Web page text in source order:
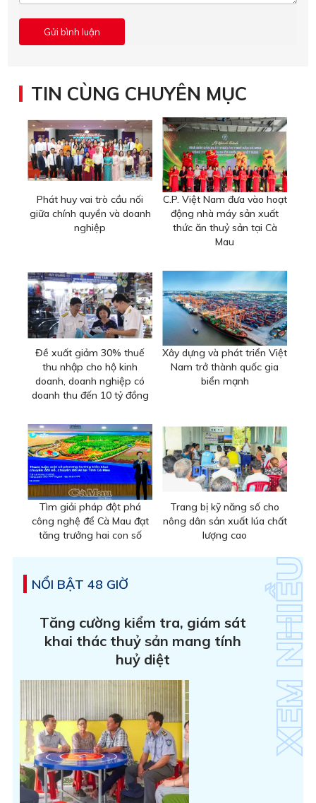
TIN CÙNG CHUYÊN MỤC
Phát huy vai trò cầu nối
giữa chính quyền và doanh
nghiệp
C.P. Việt Nam đưa vào hoạt
động nhà máy sản xuất
thức ăn thuỷ sản tại Cà
Mau
Đề xuất giảm 30% thuế
thu nhập cho hộ kinh
doanh, doanh nghiệp có
doanh thu đến 10 tỷ đồng
Xây dựng và phát triển Việt
Nam trở thành quốc gia
biển mạnh
Tìm giải pháp đột phá
công nghệ để Cà Mau đạt
tăng trưởng hai con số
Trang bị kỹ năng số cho
nông dân sản xuất lúa chất
lượng cao
NỔI BẬT 48 GIỜ
Tăng cường kiểm tra, giám sát
khai thác thuỷ sản mang tính
huỷ diệt